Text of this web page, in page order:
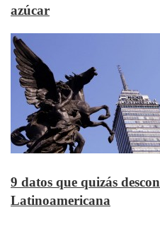
azúcar
9 datos que quizás
Latinoamericana